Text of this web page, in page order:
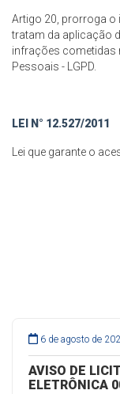
Artigo 20, prorroga
tratam da aplicação
infrações cometidas
Pessoais - LGPD.
LEI N° 12.527/2011
Lei que garante o
6 de agosto de
AVISO DE
ELETRÔNICA